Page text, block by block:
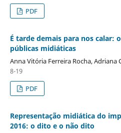
PDF
É tarde demais para nos calar:
públicas midiáticas
Anna Vitória Ferreira Rocha, Adriana
8-19
PDF
Representação midiática do
2016: o dito e o não dito